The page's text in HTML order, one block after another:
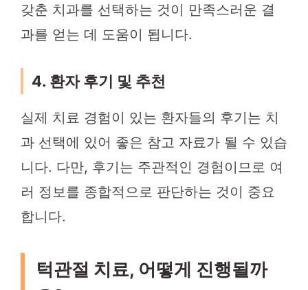
갖춘 치과를 선택하는 것이 만족스러운 결
과를 얻는 데 도움이 됩니다.
4. 환자 후기 및 추천
실제 치료 경험이 있는 환자들의 후기는 치
과 선택에 있어 좋은 참고 자료가 될 수 있습
니다. 다만, 후기는 주관적인 경험이므로 여
러 정보를 종합적으로 판단하는 것이 중요
합니다.
턱관절 치료, 어떻게 진행될까